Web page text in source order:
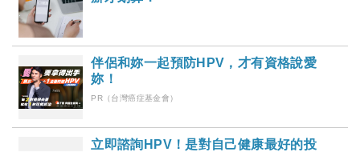
伴侶和妳一起預防HPV，才有資格說愛
妳！
PR（台灣癌症基金會）
立即諮詢HPV！是對自己健康最好的投